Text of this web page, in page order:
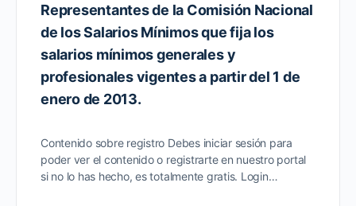
Representantes de la Comisión Nacional
de los Salarios Mínimos que fija los
salarios mínimos generales y
profesionales vigentes a partir del 1 de
enero de 2013.
Contenido sobre registro Debes iniciar sesión para
poder ver el contenido o registrarte en nuestro portal
si no lo has hecho, es totalmente gratis. Login…